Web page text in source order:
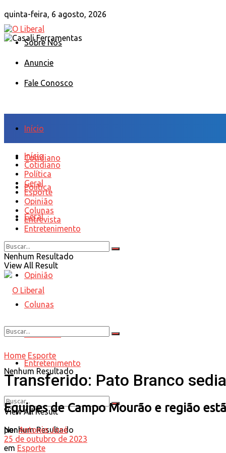
quinta-feira, 6 agosto, 2026
Sobre Nós
Anuncie
Fale Conosco
Início
Cotidiano
Política
Geral
Esporte
Opinião
Colunas
Entrevista
Entretenimento
Nenhum Resultado
Início
Cotidiano
Política
Geral
Esporte
Opinião
Colunas
Entrevista
Entretenimento
Nenhum Resultado
View All Result
Nenhum Resultado
View All Result
Home Esporte
Transferido: Pato Branco
Equipes de Campo Mourão e região
por Antonio José
25 de outubro de 2023
em Esporte